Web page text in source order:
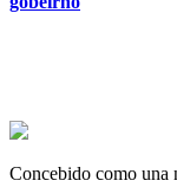
Concebido como una